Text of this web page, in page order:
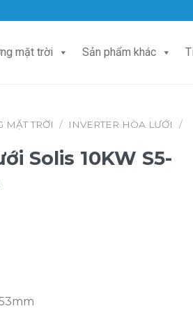
mặt trời Sản phẩm khác
MẶT TRỜI / INVERTER HÒA LƯỚI
/
Solis 10KW S5-